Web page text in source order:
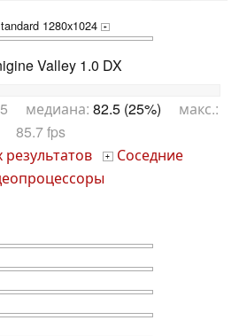
1280x1024 +
Valley 1.0 DX
медиана: 82.5 (25%) макс.:
85.7 fps
+ Соседние